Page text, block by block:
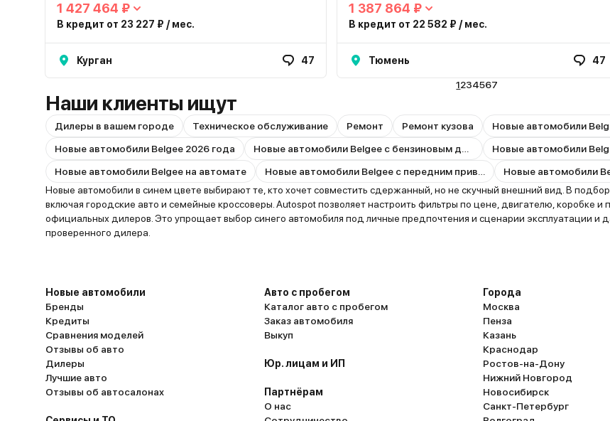
1 427 464 ₽
В кредит от 23 227 ₽ / мес.
Курган 47
1 387 864 ₽
В кредит от 22 582 ₽ / мес.
Тюмень 47
1234567
Наши клиенты ищут
Дилеры в вашем городе Техническое обслуживание Ремонт Ремонт кузова Новые автомобили
Новые автомобили Belgee 2026 года
Новые автомобили
Новые автомобили Belgee на автомате
Новые автомобили в синем цвете выбирают те, кто хочет совместить сдержанный, но не скучный внешний вид. В
включая городские авто и семейные кроссоверы. Autospot позволяет настроить фильтры по цене, двигателю, коробке
официальных дилеров. Это упрощает выбор синего автомобиля под личные предпочтения и сценарии эксплуатации и
проверенного дилера.
Новые автомобили
Бренды
Кредиты
Сравнения моделей
Отзывы об авто
Дилеры
Лучшие авто
Отзывы об автосалонах
Авто с пробегом
Каталог авто с пробегом
Заказ автомобиля
Выкуп
Юр. лицам и ИП
Партнёрам
О нас
Города
Москва
Пенза
Казань
Краснодар
Ростов-на-Дону
Нижний Новгород
Новосибирск
Санкт-Петербург